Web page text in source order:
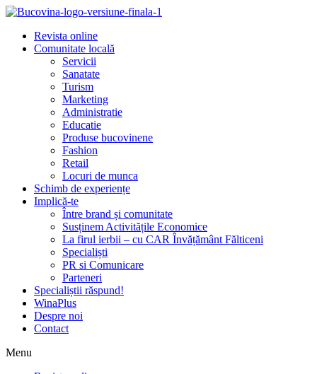
Revista online
Comunitate locală
Servicii
Sanatate
Turism
Marketing
Administratie
Educatie
Produse bucovinene
Fashion
Retail
Locuri de munca
Schimb de experiențe
Implică-te
Între brand și comunitate
Susținem Activitățile Economice
La firul ierbii – cu CAR Învățământ Fălticeni
Specialiști
PR si Comunicare
Parteneri
Specialiștii răspund!
WinaPlus
Despre noi
Contact
Menu